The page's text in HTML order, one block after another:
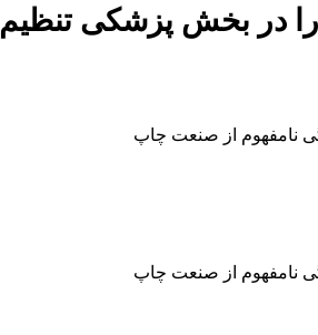
را در بخش پزشکی
نامفهوم از صنعت چاپ
نامفهوم از صنعت چاپ